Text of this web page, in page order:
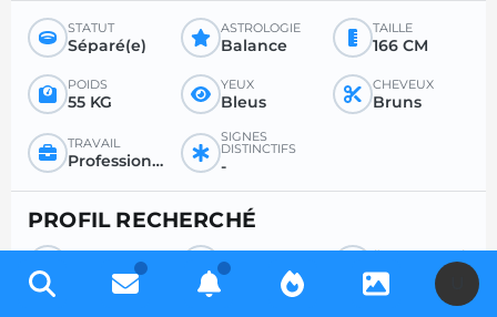
STATUT
Séparé(e)
ASTROLOGIE
Balance
TAILLE
166 CM
POIDS
55 KG
YEUX
Bleus
CHEVEUX
Bruns
TRAVAIL
Profession libérale
SIGNES
DISTINCTIFS
-
PROFIL RECHERCHÉ
RECHERCHE
Homme
POUR
Sexe
ÂGE SOUHAITÉ